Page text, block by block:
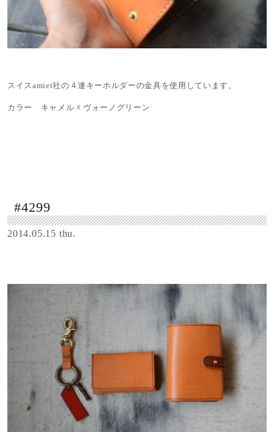
スイスamiet社の４連キーホルダーの金具を使用しています。
カラー キャメル ☓ ヴォーノグリーン
#4299
2014.05.15 thu.